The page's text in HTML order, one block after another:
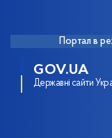
Портал в
GOV.UA
Державні сайти